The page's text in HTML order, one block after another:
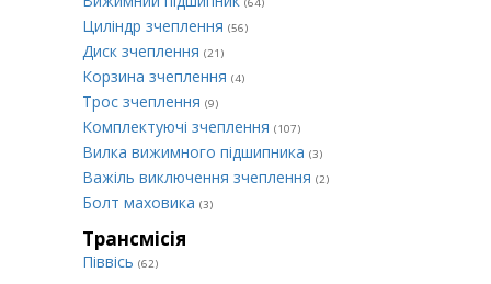
Циліндр зчеплення (56)
Диск зчеплення (21)
Корзина зчеплення (4)
Трос зчеплення (9)
Комплектуючі зчеплення (107)
Вилка вижимного підшипника (3)
Важіль виключення зчеплення (2)
Болт маховика (3)
Трансмісія
Піввісь (62)